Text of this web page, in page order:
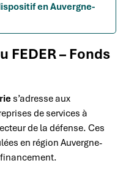
en Auvergne-
FEDER – Fonds
s’adresse aux
de services à
de la défense. Ces
en région Auvergne-